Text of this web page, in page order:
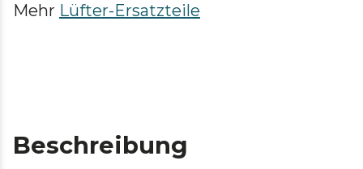
Mehr Lüfter-Ersatzteile
Beschreibung